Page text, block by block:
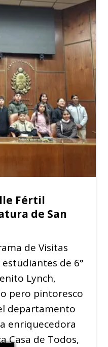
Fértil
de San
de Visitas
de 6°
Lynch,
pero pintoresco
departamento
enriquecedora
Casa de Todos,